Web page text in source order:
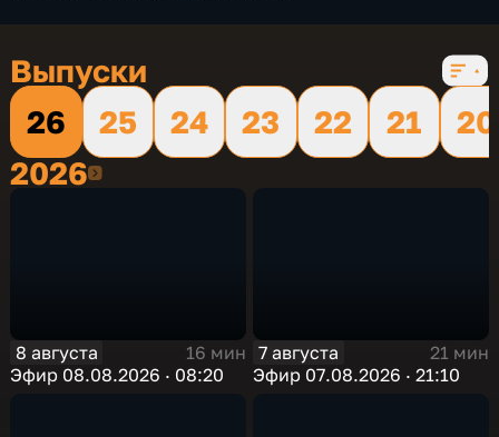
Выпуски
26
25 24 23 22 21
20
20262026
8 августа
16 мин
Эфир 08.08.2026 · 08:20
7 августа
21 мин
Эфир 07.08.2026 · 21:10